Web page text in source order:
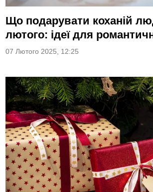
Що подарувати коханій
лютого: ідеї для
07 Лютого 2025, 12:25